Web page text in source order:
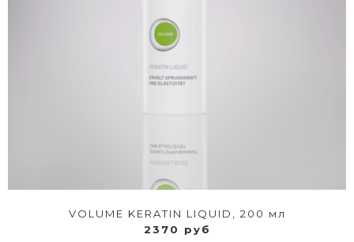
VOLUME KERATIN LIQUID, 200 мл
2370 руб